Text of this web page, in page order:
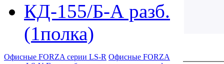
КД-155/Б-А разб.
(1полка)
Офисные FORZA серии LS-R Офисные FORZA